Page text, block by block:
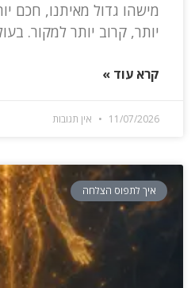
מישהו גדול מאיתנו, חכם
יותר, קרוב יותר למקור.
קרא עוד »
11/07/2026 אין תגובות
איך לתפוס הצלחה